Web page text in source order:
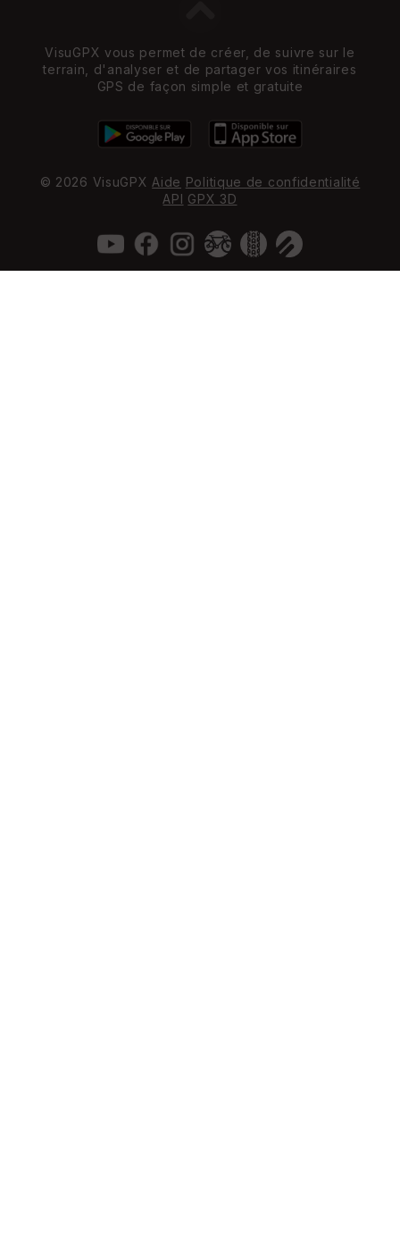
VisuGPX vous permet de créer, de suivre sur le
terrain, d'analyser et de partager vos itinéraires
GPS de façon simple et gratuite
© 2026 VisuGPX Aide Politique de confidentialité
API GPX 3D